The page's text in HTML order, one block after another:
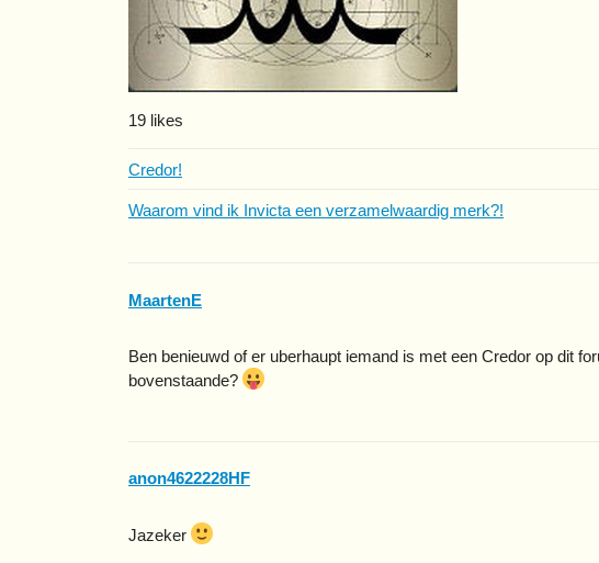
19 likes
Credor!
Waarom vind ik Invicta een verzamelwaardig merk?!
MaartenE
Ben benieuwd of er uberhaupt iemand is met een Credor op dit
bovenstaande?
anon4622228HF
Jazeker